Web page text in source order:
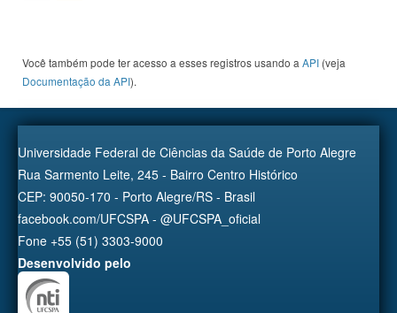
Você também pode ter acesso a esses registros usando a API (veja
Documentação da API).
Universidade Federal de Ciências da Saúde de Porto Alegre
Rua Sarmento Leite, 245 - Bairro Centro Histórico
CEP: 90050-170 - Porto Alegre/RS - Brasil
facebook.com/UFCSPA - @UFCSPA_oficial
Fone +55 (51) 3303-9000
Desenvolvido pelo